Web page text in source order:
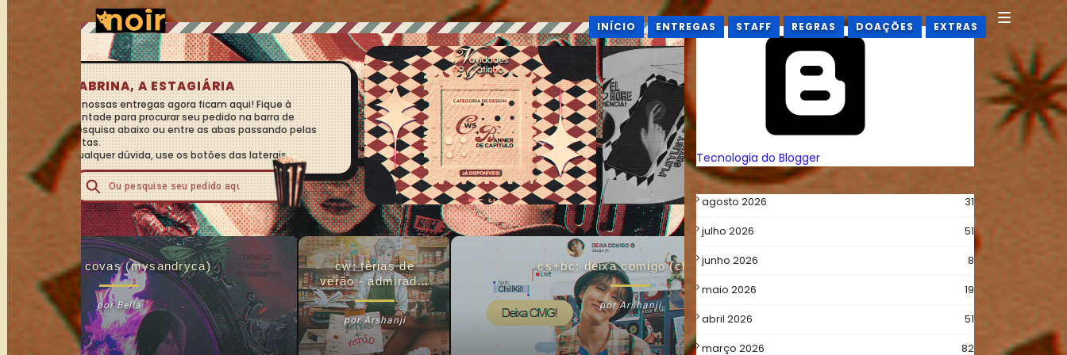
INÍCIO ENTREGAS STAFF REGRAS DOAÇÕES EXTRAS
SABRINA, A ESTAGIÁRIA
Ei, nossas entregas agora ficam aqui! Fique à
vontade para procurar seu pedido na barra de
pesquisa abaixo ou entre as abas passando pelas
setas.
Qualquer dúvida, use os botões das laterais.
❯
cs: duas covas (mysandryca)
por Bella
cw: férias de
verão - admirador
secreto (tenmu)
por Arshanji
cs+bc: deixa comigo (chiilkill)
por Arshanji
Tecnologia do Blogger
agosto 2026
31
julho 2026
51
junho 2026
8
maio 2026
19
abril 2026
51
março 2026
82